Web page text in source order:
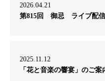
2026.04.21
第815回 御忌 ライブ配信
2025.11.12
「花と音楽の響宴」のご